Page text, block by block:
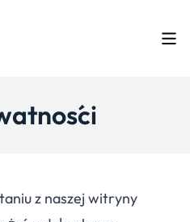
z naszej witryny